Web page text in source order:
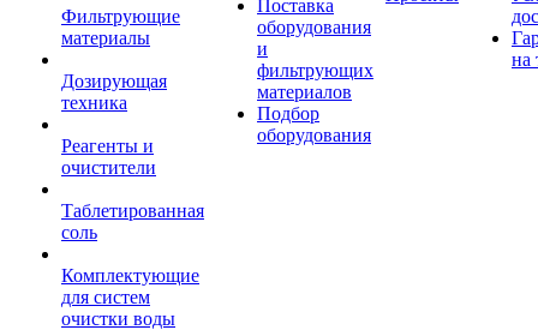
Фильтрующие
материалы
Дозирующая
техника
Реагенты и
очистители
Таблетированная
соль
Комплектующие
для систем
очистки воды
Поставка
оборудования
и
фильтрующих
материалов
Подбор
оборудования
на